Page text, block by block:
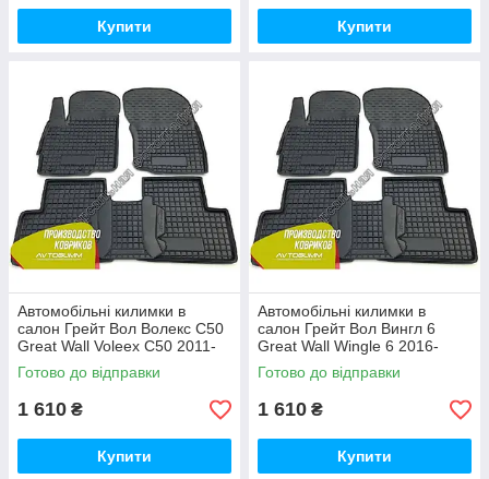
Купити Купити
Автомобільні килимки в
салон Грейт Вол Волекс С50
Great Wall Voleex C50 2011-
(Avto-Gumm)
Готово до відправки
1 610 ₴
Купити
Автомобільні килимки в
салон Грейт Вол Вингл 6
Great Wall Wingle 6 2016-
(Avto-Gumm)
Готово до відправки
1 610 ₴
Купити